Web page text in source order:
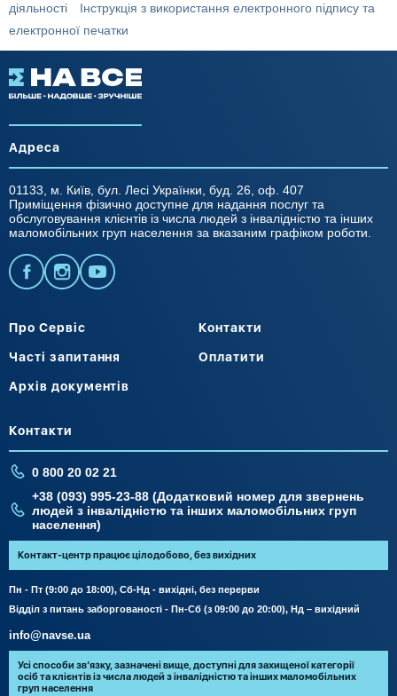
діяльності
Інструкція з використання електронного підпису та
електронної печатки
Адреса
01133, м. Київ, бул. Лесі Українки, буд. 26, оф. 407
Приміщення фізично доступне для надання послуг та
обслуговування клієнтів із числа людей з інвалідністю та інших
маломобільних груп населення за вказаним графіком роботи.
Про Сервіс Контакти
Часті запитання Оплатити
Архів документів
Контакти
0 800 20 02 21
+38 (093) 995-23-88 (Додатковий номер для звернень
людей з інвалідністю та інших маломобільних груп
населення)
Контакт-центр працює цілодобово, без вихідних
Пн - Пт (9:00 до 18:00), Сб-Нд - вихідні, без перерви
Відділ з питань заборгованості - Пн-Сб (з 09:00 до 20:00), Нд – вихідний
info@navse.ua
Усі способи зв’язку, зазначені вище, доступні для захищеної категорії
осіб та клієнтів із числа людей з інвалідністю та інших маломобільних
груп населення